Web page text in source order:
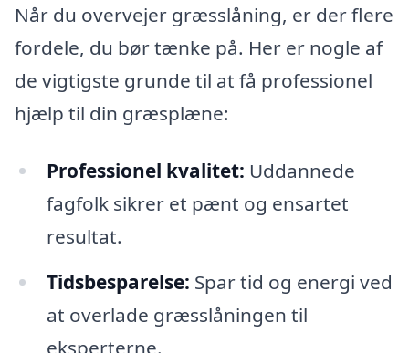
Når du overvejer græsslåning, er der flere
fordele, du bør tænke på. Her er nogle af
de vigtigste grunde til at få professionel
hjælp til din græsplæne:
Professionel kvalitet: Uddannede
fagfolk sikrer et pænt og ensartet
resultat.
Tidsbesparelse: Spar tid og energi ved
at overlade græsslåningen til
eksperterne.